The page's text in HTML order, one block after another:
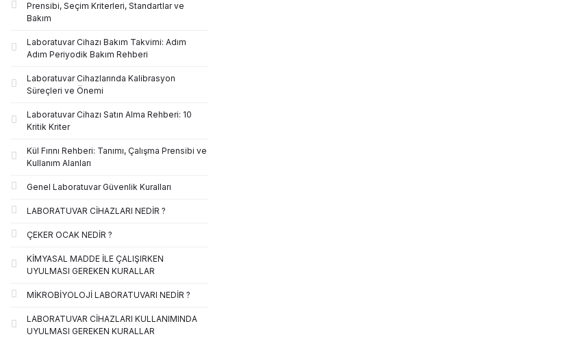
Prensibi, Seçim Kriterleri, Standartlar ve
Bakım
Laboratuvar Cihazı Bakım Takvimi: Adım
Adım Periyodik Bakım Rehberi
Laboratuvar Cihazlarında Kalibrasyon
Süreçleri ve Önemi
Laboratuvar Cihazı Satın Alma Rehberi: 10
Kritik Kriter
Kül Fırını Rehberi: Tanımı, Çalışma Prensibi ve
Kullanım Alanları
Genel Laboratuvar Güvenlik Kuralları
LABORATUVAR CİHAZLARI NEDİR ?
ÇEKER OCAK NEDİR ?
KİMYASAL MADDE İLE ÇALIŞIRKEN
UYULMASI GEREKEN KURALLAR
MİKROBİYOLOJİ LABORATUVARI NEDİR ?
LABORATUVAR CİHAZLARI KULLANIMINDA
UYULMASI GEREKEN KURALLAR